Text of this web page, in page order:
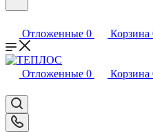
Отложенные 0 Корзина
Отложенные 0 Корзина